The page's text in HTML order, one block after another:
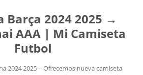
Barça 2024 2025 →
AAA | Mi Camiseta
Futbol
2024 2025 – Ofrecemos nueva camiseta